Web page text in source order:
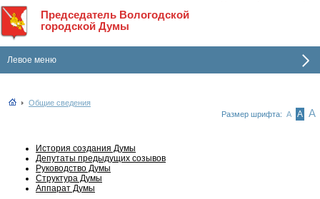
Председатель Вологодской
городской Думы
Левое меню
Общие сведения
Размер шрифта: А А А
История создания Думы
Депутаты предыдущих созывов
Руководство Думы
Структура Думы
Аппарат Думы